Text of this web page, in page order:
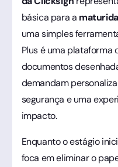
básica para a
uma simples
Plus é uma plataforma
documentos
demandam
segurança e uma
impacto.
Enquanto o estágio
foca em eliminar o